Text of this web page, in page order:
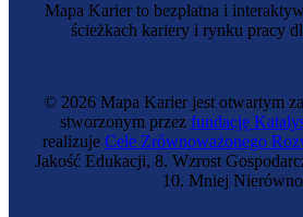
Mapa Karier to bezpłatna i
ścieżkach kariery i rynku pracy
© 2026 Mapa Karier jest otwartym
stworzonym przez fundację
realizuje Cele Zrównoważonego
Jakość Edukacji, 8. Wzrost
10. Mniej